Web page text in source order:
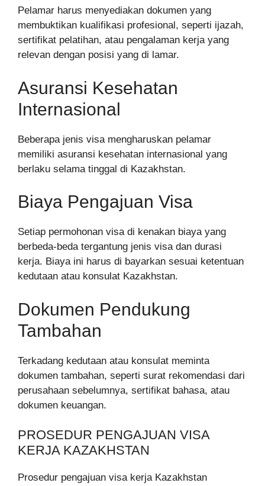
Pelamar harus menyediakan dokumen yang
membuktikan kualifikasi profesional, seperti ijazah,
sertifikat pelatihan, atau pengalaman kerja yang
relevan dengan posisi yang di lamar.
Asuransi Kesehatan
Internasional
Beberapa jenis visa mengharuskan pelamar
memiliki asuransi kesehatan internasional yang
berlaku selama tinggal di Kazakhstan.
Biaya Pengajuan Visa
Setiap permohonan visa di kenakan biaya yang
berbeda-beda tergantung jenis visa dan durasi
kerja. Biaya ini harus di bayarkan sesuai ketentuan
kedutaan atau konsulat Kazakhstan.
Dokumen Pendukung
Tambahan
Terkadang kedutaan atau konsulat meminta
dokumen tambahan, seperti surat rekomendasi dari
perusahaan sebelumnya, sertifikat bahasa, atau
dokumen keuangan.
PROSEDUR PENGAJUAN VISA
KERJA KAZAKHSTAN
Prosedur pengajuan visa kerja Kazakhstan